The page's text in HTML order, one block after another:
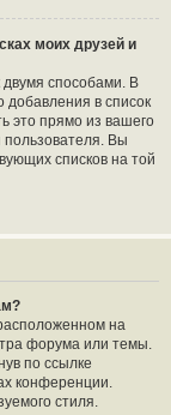
моих друзей и
двумя способами. В
добавления в список
это прямо из вашего
Вы
списков на той
на
форума или темы.
по ссылке
конференции.
стиля.